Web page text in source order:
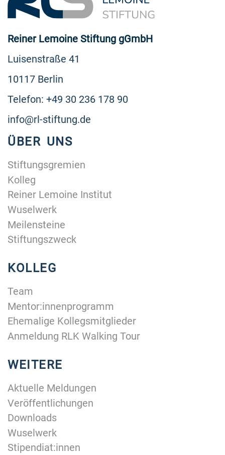
Reiner Lemoine Stiftung gGmbH
Luisenstraße 41
10117 Berlin
Telefon: +49 30 236 178 90
info@rl-stiftung.de
ÜBER UNS
Stiftungsgremien
Kolleg
Reiner Lemoine Institut
Wuselwerk
Meilensteine
Stiftungszweck
KOLLEG
Team
Mentor:innenprogramm
Ehemalige Kollegsmitglieder
Anmeldung RLK Walking Tour
WEITERE
Aktuelle Meldungen
Veröffentlichungen
Downloads
Wuselwerk
Stipendiat:innen